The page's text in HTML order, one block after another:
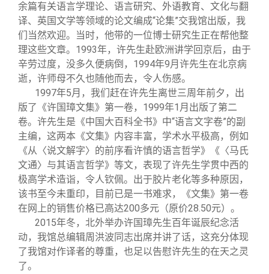
余篇有关语言学理论、语言研究、外语教育、文化与翻
译、英国文学等领域的论文编成“论集”交我馆出版，我
们当然欢迎。当时，他带的一位博士研究生正在帮他整
理这些文章。1993年，许先生赴欧洲讲学回京后，由于
辛劳过度，没多久便病倒，1994年9月许先生在北京病
逝，许师母不久也随他而去，令人伤感。
1997年5月，我们赶在许先生离世三周年前夕，出
版了《许国璋文集》第一卷，1999年1月出版了第二
卷。许先生是《中国大百科全书》中“语言文字卷”的副
主编，这两本《文集》内容丰富，学术水平极高，例如
《从〈说文解字〉的前序看许慎的语言哲学》《〈马氏
文通〉与其语言哲学》等文，表现了许先生学贯中西的
极高学术造诣，令人钦佩。出于胶片老化等多种原因，
该书至今未重印，目前已是一书难求，《文集》第一卷
在网上的销售价格已高达200多元（原价28.50元）。
2015年冬，北外举办许国璋先生百年诞辰纪念活
动，我馆总编辑周洪波同志出席并讲了话，这充分体现
了我馆对作译者的尊重，也足以告慰许先生的在天之灵
了。